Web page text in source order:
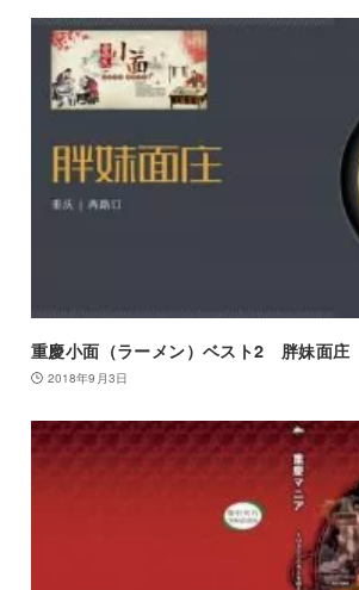
重慶小面（ラーメン）ベスト2 胖妹面庄
2018年9月3日